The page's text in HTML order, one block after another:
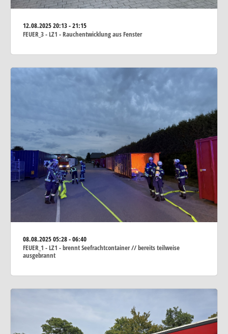
12.08.202520:13 - 21:15
FEUER_3 - LZ1 - Rauchentwicklung aus Fenster
08.08.202505:28 - 06:40
FEUER_1 - LZ1 - brennt Seefrachtcontainer // bereits teilweise
ausgebrannt